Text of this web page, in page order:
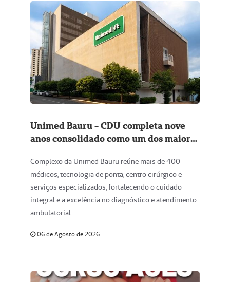
Unimed Bauru - CDU completa nove
anos consolidado como um dos maiores
ambulatorial da região
Complexo da Unimed Bauru reúne mais de 400
médicos, tecnologia de ponta, centro cirúrgico e
serviços especializados, fortalecendo o cuidado
integral e a excelência no diagnóstico e atendimento
ambulatorial
06 de Agosto de 2026